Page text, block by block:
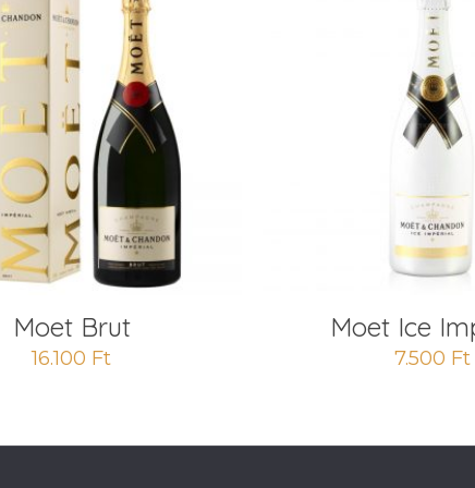
Moet Brut
16.100 Ft
Moet Ice
7.500 Ft